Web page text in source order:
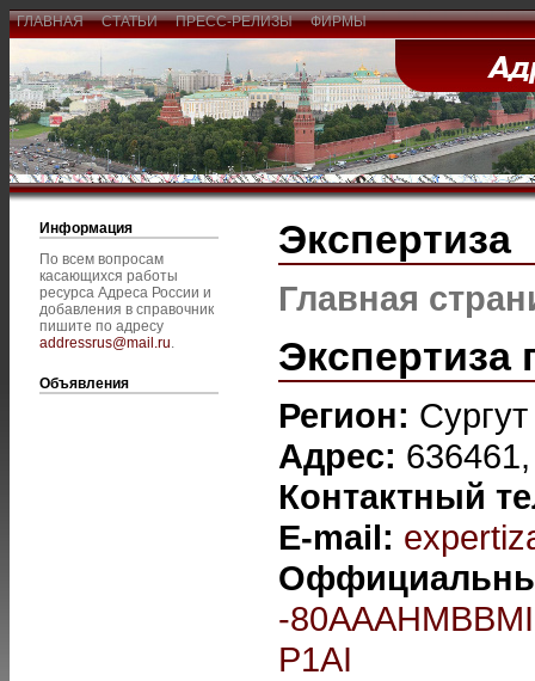
ГЛАВНАЯ СТАТЬИ ПРЕСС-РЕЛИЗЫ ФИРМЫ
Информация
По всем вопросам
касающихся работы
ресурса Адреса России и
добавления в справочник
пишите по адресу
addressrus@mail.ru.
Объявления
Экспертиза
Главная
Экспертиза
Регион: Сургут
Адрес: 636461,
Контактный
E-mail:
-
P1AI